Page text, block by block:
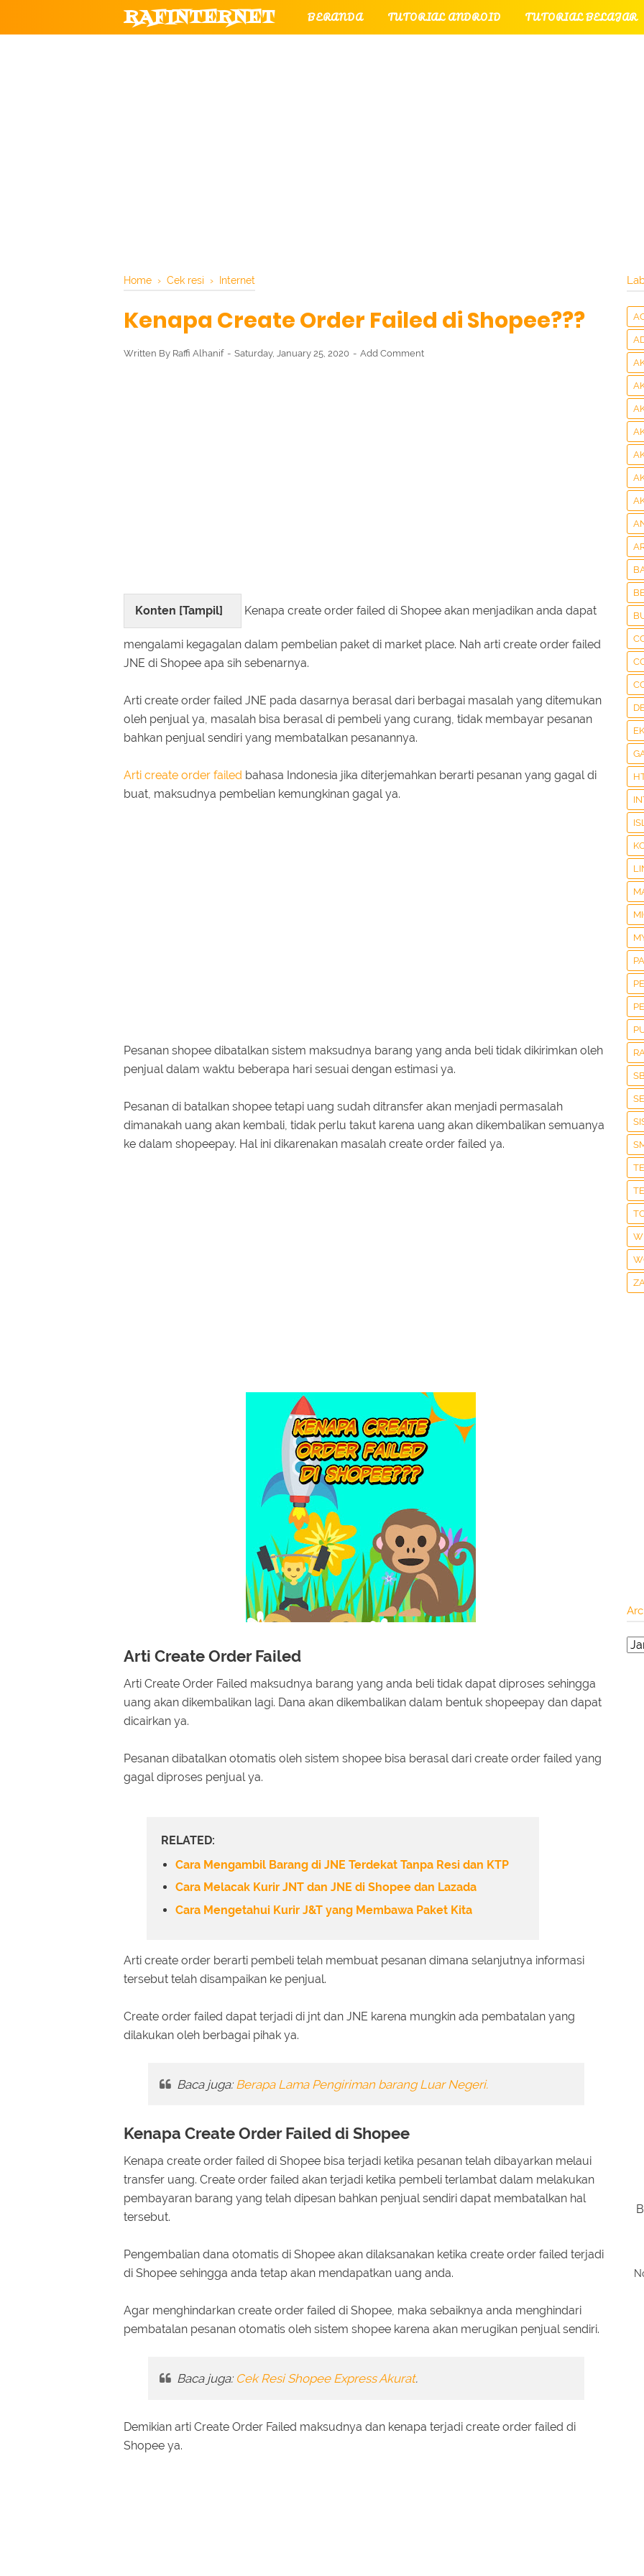
RAFINTERNET BERANDA TUTORIAL ANDROID TUTORIAL BELAJAR
Home › Cek resi › Internet
Kenapa Create Order Failed di Shopee???
Written By Raffi Alhanif Saturday, January 25, 2020 Add Comment
Konten [Tampil] Kenapa create order failed di Shopee akan menjadikan anda dapat
mengalami kegagalan dalam pembelian paket di market place. Nah arti create order failed
JNE di Shopee apa sih sebenarnya.
Arti create order failed JNE pada dasarnya berasal dari berbagai masalah yang ditemukan
oleh penjual ya, masalah bisa berasal di pembeli yang curang, tidak membayar pesanan
bahkan penjual sendiri yang membatalkan pesanannya.
Arti create order failed bahasa Indonesia jika diterjemahkan berarti pesanan yang gagal di
buat, maksudnya pembelian kemungkinan gagal ya.
Pesanan shopee dibatalkan sistem maksudnya barang yang anda beli tidak dikirimkan oleh
penjual dalam waktu beberapa hari sesuai dengan estimasi ya.
Pesanan di batalkan shopee tetapi uang sudah ditransfer akan menjadi permasalah
dimanakah uang akan kembali, tidak perlu takut karena uang akan dikembalikan semuanya
ke dalam shopeepay. Hal ini dikarenakan masalah create order failed ya.
Arti Create Order Failed
Arti Create Order Failed maksudnya barang yang anda beli tidak dapat diproses sehingga
uang akan dikembalikan lagi. Dana akan dikembalikan dalam bentuk shopeepay dan dapat
dicairkan ya.
Pesanan dibatalkan otomatis oleh sistem shopee bisa berasal dari create order failed yang
gagal diproses penjual ya.
RELATED:
Cara Mengambil Barang di JNE Terdekat Tanpa Resi dan KTP
Cara Melacak Kurir JNT dan JNE di Shopee dan Lazada
Cara Mengetahui Kurir J&T yang Membawa Paket Kita
Arti create order berarti pembeli telah membuat pesanan dimana selanjutnya informasi
tersebut telah disampaikan ke penjual.
Create order failed dapat terjadi di jnt dan JNE karena mungkin ada pembatalan yang
dilakukan oleh berbagai pihak ya.
Baca juga: Berapa Lama Pengiriman barang Luar Negeri.
Kenapa Create Order Failed di Shopee
Kenapa create order failed di Shopee bisa terjadi ketika pesanan telah dibayarkan melaui
transfer uang. Create order failed akan terjadi ketika pembeli terlambat dalam melakukan
pembayaran barang yang telah dipesan bahkan penjual sendiri dapat membatalkan hal
tersebut.
Pengembalian dana otomatis di Shopee akan dilaksanakan ketika create order failed terjadi
di Shopee sehingga anda tetap akan mendapatkan uang anda.
Agar menghindarkan create order failed di Shopee, maka sebaiknya anda menghindari
pembatalan pesanan otomatis oleh sistem shopee karena akan merugikan penjual sendiri.
Baca juga: Cek Resi Shopee Express Akurat.
Demikian arti Create Order Failed maksudnya dan kenapa terjadi create order failed di
Shopee ya.